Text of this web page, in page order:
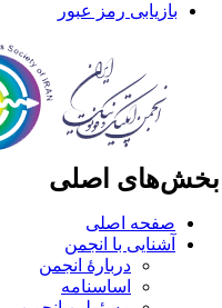
بازیابی رمز عبور
اصلی
صفحه اصلی
آشنایی با انجمن
دربارۀ انجمن
اساسنامه